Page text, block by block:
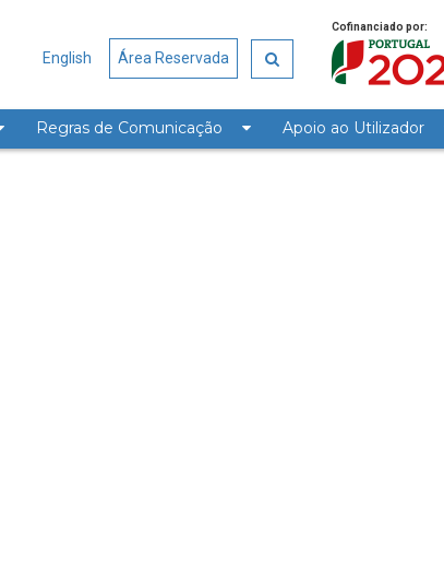
Cofinanciado por:
English Área Reservada
Regras de Comunicação Apoio ao Utilizador